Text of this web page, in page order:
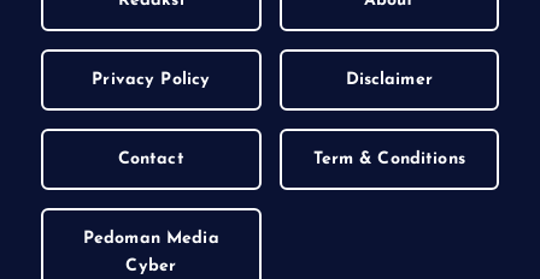
Privacy Policy Disclaimer
Contact Term & Conditions
Pedoman Media
Cyber